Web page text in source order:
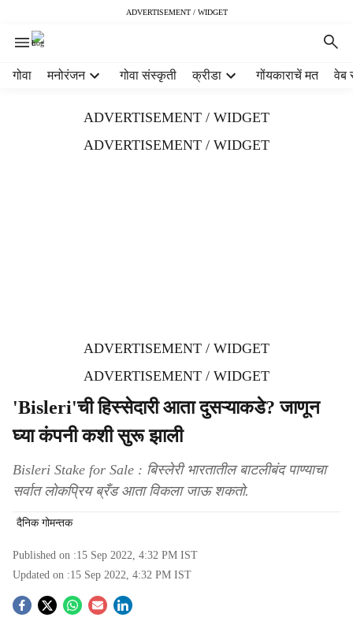
ADVERTISEMENT / WIDGET
गोवा मनोरंजन गोवा संस्कृती क्रीडा गोंयकाराचें मत वेब
ADVERTISEMENT / WIDGET
ADVERTISEMENT / WIDGET
ADVERTISEMENT / WIDGET
ADVERTISEMENT / WIDGET
'Bisleri'ची हिस्सेदारी आता दुसऱ्याकडे? जाणून
घ्या कंपनी कशी सुरू झाली
Bisleri Stake for Sale : बिस्लेरी भारतातील बाटलीबंद पाण्याचा
सर्वात लोकप्रिय ब्रँड आता विकला जाऊ शकतो.
दैनिक गोमन्तक
Published on :15 Sep 2022, 4:32 PM IST
Updated on :15 Sep 2022, 4:32 PM IST
S